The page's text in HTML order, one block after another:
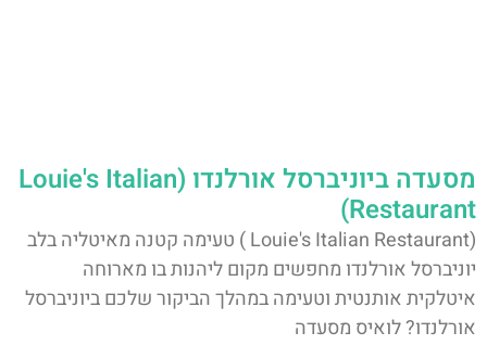
מסעדה ביוניברסל אורלנדו (Louie's Italian
Restaurant)
(Louie's Italian Restaurant ) טעימה קטנה מאיטליה בלב
יוניברסל אורלנדו מחפשים מקום ליהנות בו מארוחה
איטלקית אותנטית וטעימה במהלך הביקור שלכם ביוניברסל
אורלנדו? לואיס מסעדה